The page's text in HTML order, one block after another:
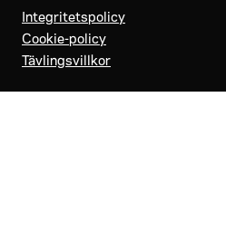
Integritetspolicy
Cookie-policy
Tävlingsvillkor